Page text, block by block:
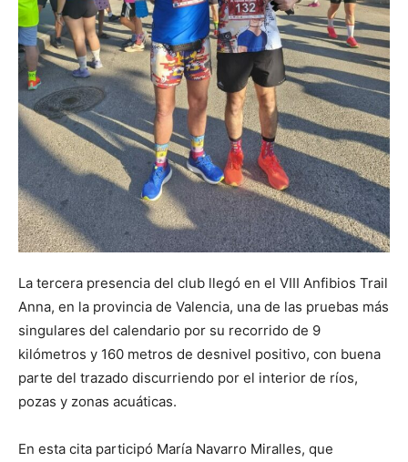
La tercera presencia del club llegó en el VIII Anfibios Trail
Anna, en la provincia de Valencia, una de las pruebas más
singulares del calendario por su recorrido de 9
kilómetros y 160 metros de desnivel positivo, con buena
parte del trazado discurriendo por el interior de ríos,
pozas y zonas acuáticas.
En esta cita participó María Navarro Miralles, que